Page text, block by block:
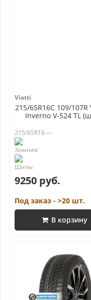
Viatti
215/65R16C 109/107R
Inverno V-524 TL
215/65R16 —
9250 руб.
Под заказ - >20 шт.
В корзину